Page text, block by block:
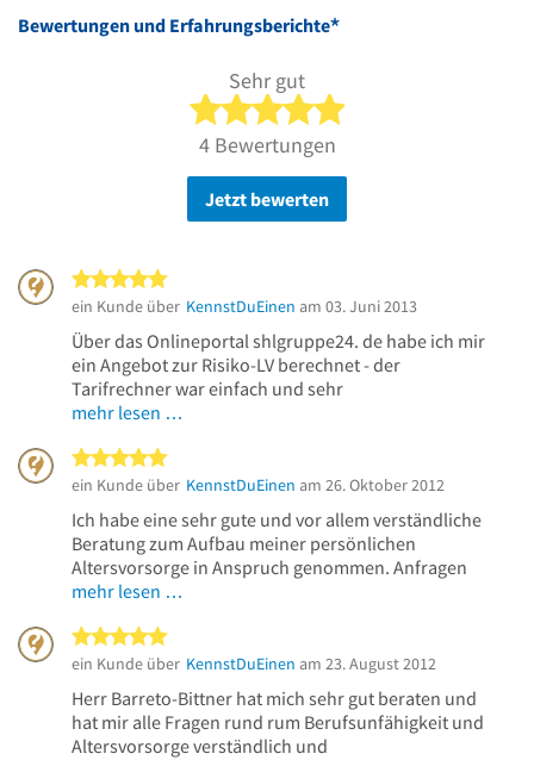
Bewertungen und Erfahrungsberichte*
Sehr gut
5 von 5 Sternen
4 Bewertungen
Jetzt bewerten
ein Kunde über KennstDuEinen am 03. Juni 2013
Über das Onlineportal shlgruppe24. de habe ich mir
ein Angebot zur Risiko-LV berechnet - der
Tarifrechner war einfach und sehr
mehr lesen …
ein Kunde über KennstDuEinen am 26. Oktober 2012
Ich habe eine sehr gute und vor allem verständliche
Beratung zum Aufbau meiner persönlichen
Altersvorsorge in Anspruch genommen. Anfragen
mehr lesen …
ein Kunde über KennstDuEinen am 23. August 2012
Herr Barreto-Bittner hat mich sehr gut beraten und
hat mir alle Fragen rund rum Berufsunfähigkeit und
Altersvorsorge verständlich und